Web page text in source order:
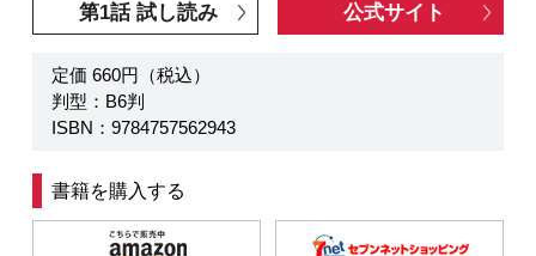
第1話 試し読み 公式サイト
定価 660円（税込）
判型：B6判
ISBN：9784757562943
書籍を購入する